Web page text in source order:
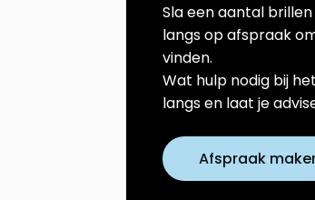
Sla een aantal
langs op afspraak
vinden.
Wat hulp nodig bij
langs en laat je
Afspraak